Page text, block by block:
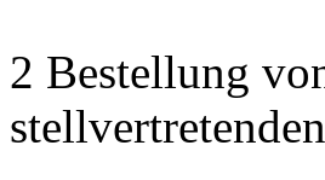
2 Bestellung